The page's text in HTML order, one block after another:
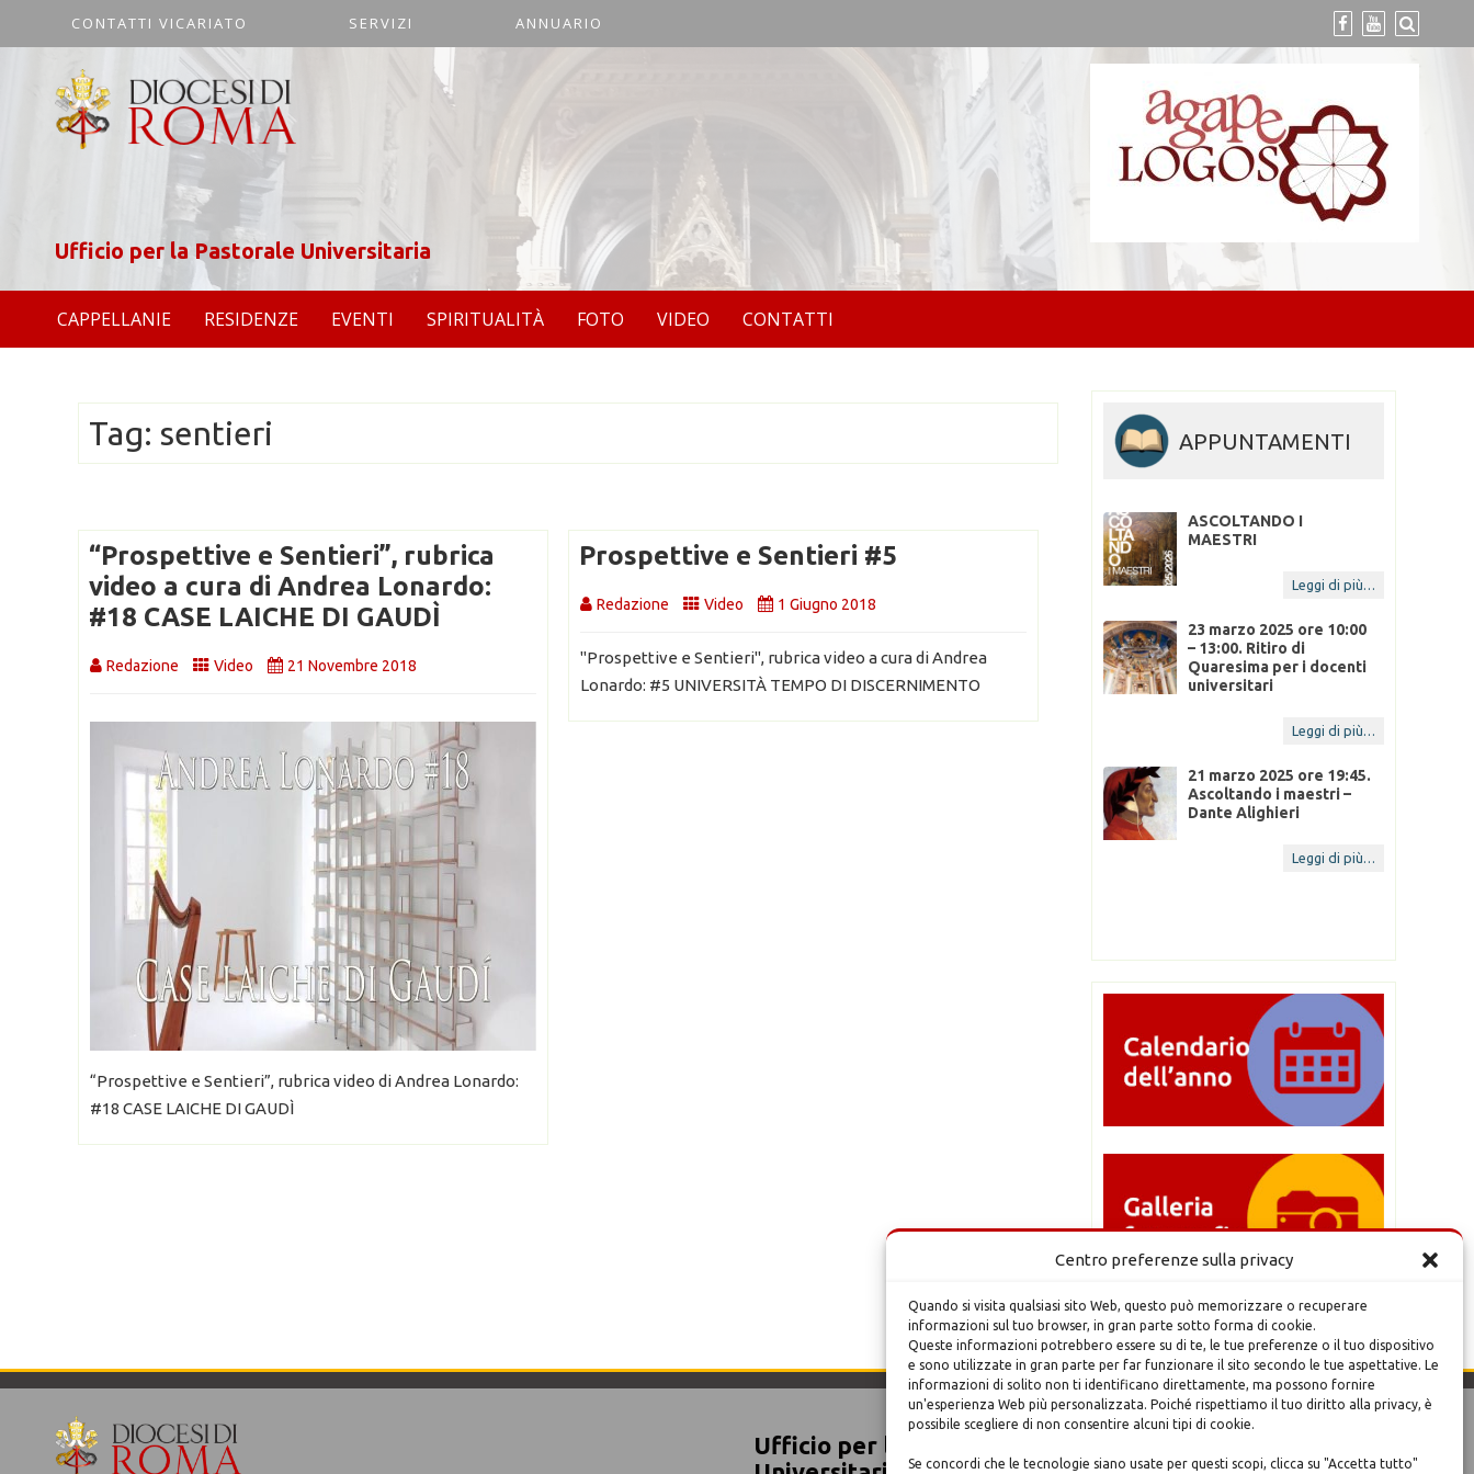
Centro preferenze sulla privacy
Quando si visita qualsiasi sito Web, questo può memorizzare o recuperare
informazioni sul tuo browser, in gran parte sotto forma di cookie.
Queste informazioni potrebbero essere su di te, le tue preferenze o il tuo dispositivo
e sono utilizzate in gran parte per far funzionare il sito secondo le tue aspettative. Le
informazioni di solito non ti identificano direttamente, ma possono fornire
un'esperienza Web più personalizzata. Poiché rispettiamo il tuo diritto alla privacy, è
possibile scegliere di non consentire alcuni tipi di cookie.
Se concordi che le tecnologie siano usate per questi scopi, clicca su "Accetta tutto"
CONTATTI VICARIATO SERVIZI ANNUARIO
Ufficio per la Pastorale Universitaria
CAPPELLANIE RESIDENZE EVENTI SPIRITUALITÀ FOTO VIDEO CONTATTI
Tag: sentieri
“Prospettive e Sentieri”, rubrica
video a cura di Andrea Lonardo:
#18 CASE LAICHE DI GAUDÌ
Redazione Video 21 Novembre 2018
“Prospettive e Sentieri”, rubrica video di Andrea Lonardo:
#18 CASE LAICHE DI GAUDÌ
Prospettive e Sentieri #5
Redazione Video 1 Giugno 2018
"Prospettive e Sentieri", rubrica video a cura di Andrea
Lonardo: #5 UNIVERSITÀ TEMPO DI DISCERNIMENTO
APPUNTAMENTI
ASCOLTANDO I
MAESTRI
Leggi di più…
23 marzo 2025 ore 10:00
– 13:00. Ritiro di
Quaresima per i docenti
universitari
Leggi di più…
21 marzo 2025 ore 19:45.
Ascoltando i maestri –
Dante Alighieri
Leggi di più…
Ufficio per la Pastorale
Design e sviluppo :Mediaera srl